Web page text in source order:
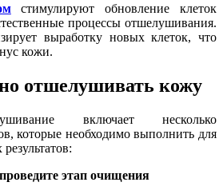
стимулируют обновление клеток
процессы отшелушивания.
выработку новых клеток, что
кожи.
отшелушивать кожу
включает несколько
которые необходимо выполнить для
этап очищения